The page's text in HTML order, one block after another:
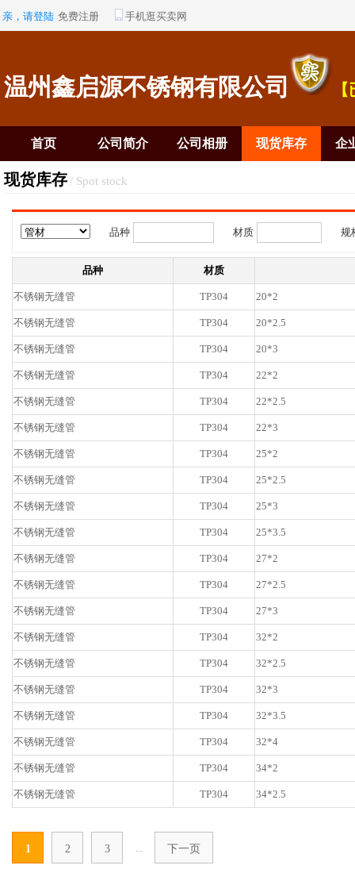
亲，请登陆 免费注册 手机逛买卖网
温州鑫启源不锈钢有限公司
首页 公司简介 公司相册 现货库存 企
现货库存/ Spot stock
品种 材质 规
品种 材质
不锈钢无缝管 TP304 20*2
不锈钢无缝管 TP304 20*2.5
不锈钢无缝管 TP304 20*3
不锈钢无缝管 TP304 22*2
不锈钢无缝管 TP304 22*2.5
不锈钢无缝管 TP304 22*3
不锈钢无缝管 TP304 25*2
不锈钢无缝管 TP304 25*2.5
不锈钢无缝管 TP304 25*3
不锈钢无缝管 TP304 25*3.5
不锈钢无缝管 TP304 27*2
不锈钢无缝管 TP304 27*2.5
不锈钢无缝管 TP304 27*3
不锈钢无缝管 TP304 32*2
不锈钢无缝管 TP304 32*2.5
不锈钢无缝管 TP304 32*3
不锈钢无缝管 TP304 32*3.5
不锈钢无缝管 TP304 32*4
不锈钢无缝管 TP304 34*2
不锈钢无缝管 TP304 34*2.5
1 2 3 ... 下一页